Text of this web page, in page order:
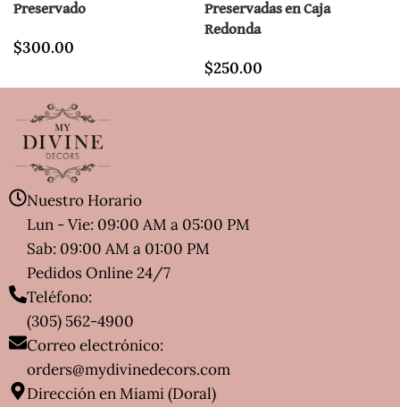
Preservado
$300.00
Preservadas en Caja
Redonda
$250.00
Nuestro Horario
Lun - Vie: 09:00 AM a 05:00 PM
Sab: 09:00 AM a 01:00 PM
Pedidos Online 24/7
Teléfono:
(305) 562-4900
Correo electrónico:
orders@mydivinedecors.com
Dirección en Miami (Doral)